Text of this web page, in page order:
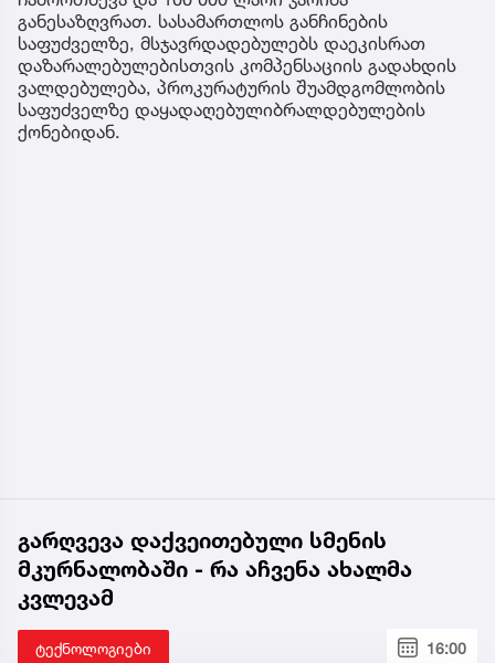
განესაზღვრათ. სასამართლოს განჩინების
საფუძველზე, მსჯავრდადებულებს დაეკისრათ
დაზარალებულებისთვის კომპენსაციის გადახდის
ვალდებულება, პროკურატურის შუამდგომლობის
საფუძველზე დაყადაღებულიბრალდებულების
ქონებიდან.
გარღვევა დაქვეითებული სმენის
მკურნალობაში - რა აჩვენა ახალმა
კვლევამ
ტექნოლოგიები 16:00